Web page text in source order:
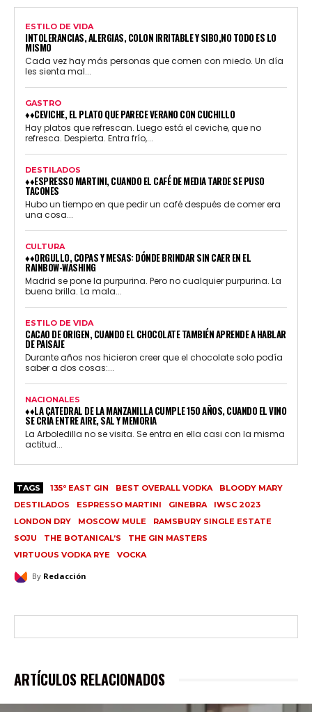
ESTILO DE VIDA
INTOLERANCIAS, ALERGIAS, COLON IRRITABLE Y SIBO,NO TODO ES LO
MISMO
Cada vez hay más personas que comen con miedo. Un día
les sienta mal...
GASTRO
♦♦CEVICHE, EL PLATO QUE PARECE VERANO CON CUCHILLO
Hay platos que refrescan. Luego está el ceviche, que no
refresca. Despierta. Entra frío,...
DESTILADOS
♦♦ESPRESSO MARTINI, CUANDO EL CAFÉ DE MEDIA TARDE SE PUSO
TACONES
Hubo un tiempo en que pedir un café después de comer era
una cosa...
CULTURA
♦♦ORGULLO, COPAS Y MESAS: DÓNDE BRINDAR SIN CAER EN EL
RAINBOW-WASHING
Madrid se pone la purpurina. Pero no cualquier purpurina. La
buena brilla. La mala...
ESTILO DE VIDA
CACAO DE ORIGEN, CUANDO EL CHOCOLATE TAMBIÉN APRENDE A HABLAR
DE PAISAJE
Durante años nos hicieron creer que el chocolate solo podía
saber a dos cosas:...
NACIONALES
♦♦LA CATEDRAL DE LA MANZANILLA CUMPLE 150 AÑOS, CUANDO EL VINO
SE CRÍA ENTRE AIRE, SAL Y MEMORIA
La Arboledilla no se visita. Se entra en ella casi con la misma
actitud...
TAGS 135º EAST GIN BEST OVERALL VODKA
BLOODY MARY
DESTILADOS
ESPRESSO MARTINI GINEBRA
IWSC 2023
LONDON DRY
MOSCOW MULE
RAMSBURY SINGLE ESTATE
SOJU
THE BOTANICAL’S
THE GIN MASTERS
VIRTUOUS VODKA RYE
VOCKA
By Redacción
ARTÍCULOS RELACIONADOS